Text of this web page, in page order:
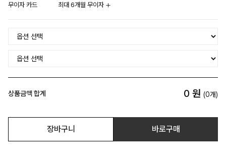
무이자 카드 최대 6개월 무이자
상품금액 합계 0 원 (0개)
장바구니 바로구매